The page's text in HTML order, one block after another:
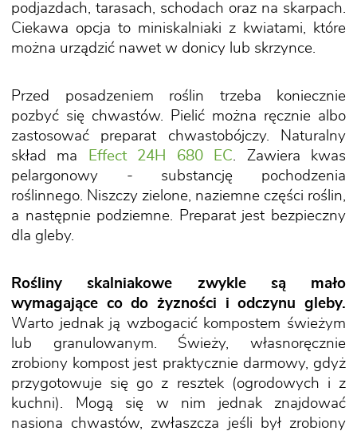
podjazdach, tarasach, schodach oraz na skarpach.
Ciekawa opcja to miniskalniaki z kwiatami, które
można urządzić nawet w donicy lub skrzynce.
Przed posadzeniem roślin trzeba koniecznie
pozbyć się chwastów. Pielić można ręcznie albo
zastosować preparat chwastobójczy. Naturalny
skład ma
Effect 24H 680 EC. Zawiera kwas
pelargonowy - substancję pochodzenia
roślinnego. Niszczy zielone, naziemne części roślin,
a następnie podziemne. Preparat jest bezpieczny
dla gleby.
Rośliny skalniakowe zwykle są mało
wymagające co do żyzności i odczynu gleby.
Warto jednak ją wzbogacić kompostem świeżym
lub granulowanym. Świeży, własnoręcznie
zrobiony kompost jest praktycznie darmowy, gdyż
przygotowuje się go z resztek (ogrodowych i z
kuchni). Mogą się w nim jednak znajdować
nasiona chwastów, zwłaszcza jeśli był zrobiony